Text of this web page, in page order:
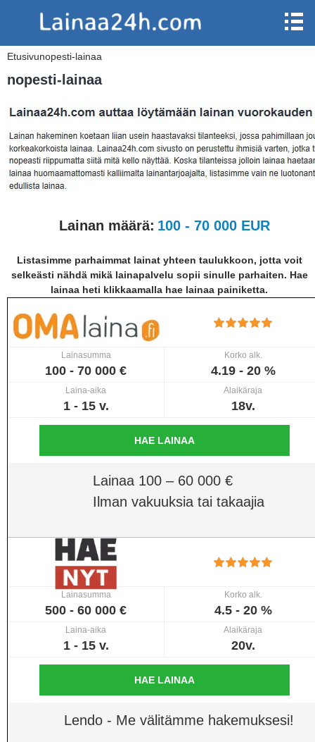
Etusivunopesti-lainaa
nopesti-lainaa
Lainan määrä: 100 - 70 000 EUR
Listasimme parhaimmat lainat yhteen taulukkoon, jotta voit
selkeästi nähdä mikä lainapalvelu sopii sinulle parhaiten. Hae
lainaa heti klikkaamalla hae lainaa painiketta.
Lainasumma
100 - 70 000 €
Korko alk.
4.19 - 20 %
Laina-aika
1 - 15 v.
Alaikäraja
18v.
HAE LAINAA
Lainaa 100 – 60 000 €
Ilman vakuuksia tai takaajia
Lainasumma
500 - 60 000 €
Korko alk.
4.5 - 20 %
Laina-aika
1 - 15 v.
Alaikäraja
20v.
HAE LAINAA
Lendo - Me välitämme hakemuksesi!